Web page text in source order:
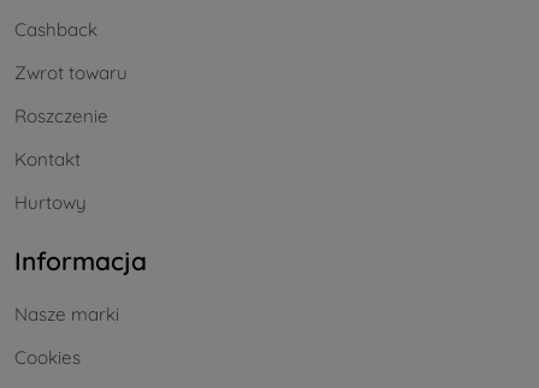
Cashback
Zwrot towaru
Roszczenie
Kontakt
Hurtowy
Informacja
Nasze marki
Cookies